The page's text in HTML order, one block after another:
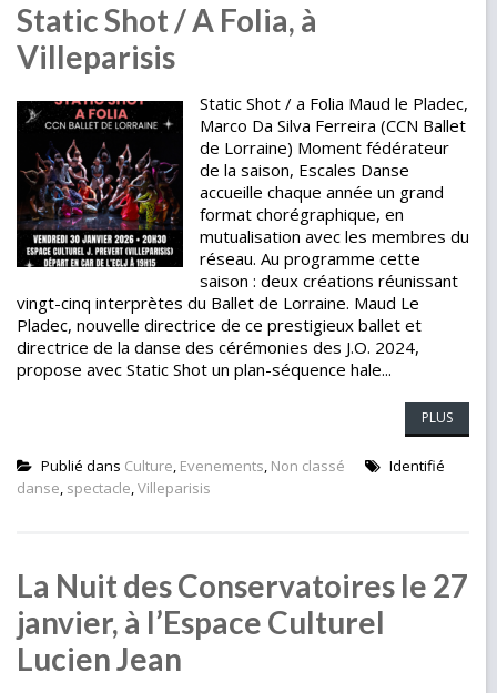
Static Shot / A Folia, à
Villeparisis
Static Shot / a Folia Maud le Pladec,
Marco Da Silva Ferreira (CCN Ballet
de Lorraine) Moment fédérateur
de la saison, Escales Danse
accueille chaque année un grand
format chorégraphique, en
mutualisation avec les membres du
réseau. Au programme cette
saison : deux créations réunissant
vingt-cinq interprètes du Ballet de Lorraine. Maud Le
Pladec, nouvelle directrice de ce prestigieux ballet et
directrice de la danse des cérémonies des J.O. 2024,
propose avec Static Shot un plan-séquence hale...
PLUS
Publié dans Culture, Evenements, Non classé
Identifié
danse, spectacle,Villeparisis
La Nuit des Conservatoires le 27
janvier, à l’Espace Culturel
Lucien Jean